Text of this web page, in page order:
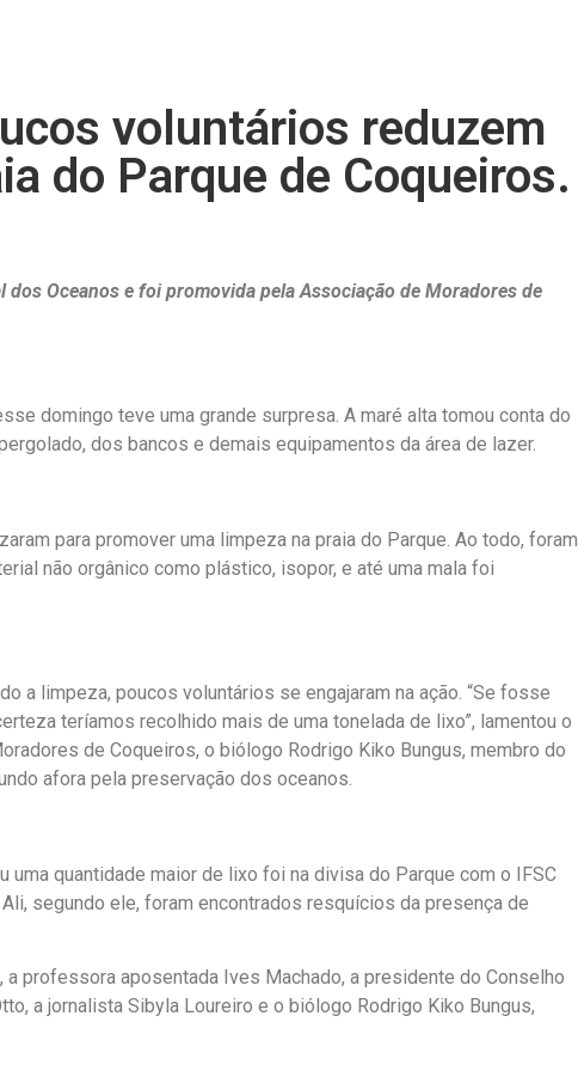
voluntários reduzem
do Parque de Coqueiros.
Oceanos e foi promovida pela Associação de Moradores de
domingo teve uma grande surpresa. A maré alta tomou conta do
dos bancos e demais equipamentos da área de lazer.
para promover uma limpeza na praia do Parque. Ao todo, foram
não orgânico como plástico, isopor, e até uma mala foi
a limpeza, poucos voluntários se engajaram na ação. “Se fosse
teríamos recolhido mais de uma tonelada de lixo”, lamentou o
de Coqueiros, o biólogo Rodrigo Kiko Bungus, membro do
afora pela preservação dos oceanos.
uma quantidade maior de lixo foi na divisa do Parque com o IFSC
segundo ele, foram encontrados resquícios da presença de
professora aposentada Ives Machado, a presidente do Conselho
a jornalista Sibyla Loureiro e o biólogo Rodrigo Kiko Bungus,